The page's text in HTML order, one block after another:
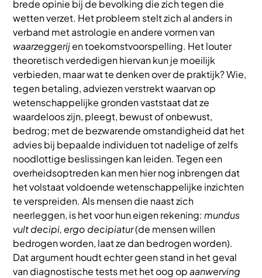
brede opinie bij de bevolking die zich tegen die
wetten verzet. Het probleem stelt zich al anders in
verband met astrologie en andere vormen van
waarzeggerijen toekomstvoorspelling. Het louter
theoretisch verdedigen hiervan kun je moeilijk
verbieden, maar wat te denken over de praktijk? Wie,
tegen betaling, adviezen verstrekt waarvan op
wetenschappelijke gronden vaststaat dat ze
waardeloos zijn, pleegt, bewust of onbewust,
bedrog; met de bezwarende omstandigheid dat het
advies bij bepaalde individuen tot nadelige of zelfs
noodlottige beslissingen kan leiden. Tegen een
overheidsoptreden kan men hier nog inbrengen dat
het volstaat voldoende wetenschappelijke inzichten
te verspreiden. Als mensen die naast zich
neerleggen, is het voor hun eigen rekening: mundus
vult decipi, ergo decipiatur(de mensen willen
bedrogen worden, laat ze dan bedrogen worden).
Dat argument houdt echter geen stand in het geval
van diagnostische tests met het oog opaanwerving